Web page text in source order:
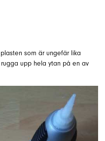
som är ungefär lika
upp hela ytan på en av